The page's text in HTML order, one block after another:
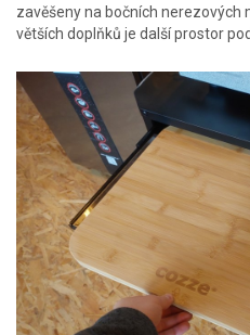
zavěšeny na bočních nerezových
větších doplňků je další prostor